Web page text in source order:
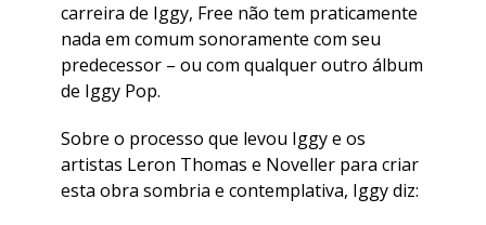
carreira de Iggy, Free não tem praticamente
nada em comum sonoramente com seu
predecessor – ou com qualquer outro álbum
de Iggy Pop.
Sobre o processo que levou Iggy e os
artistas Leron Thomas e Noveller para criar
esta obra sombria e contemplativa, Iggy diz: